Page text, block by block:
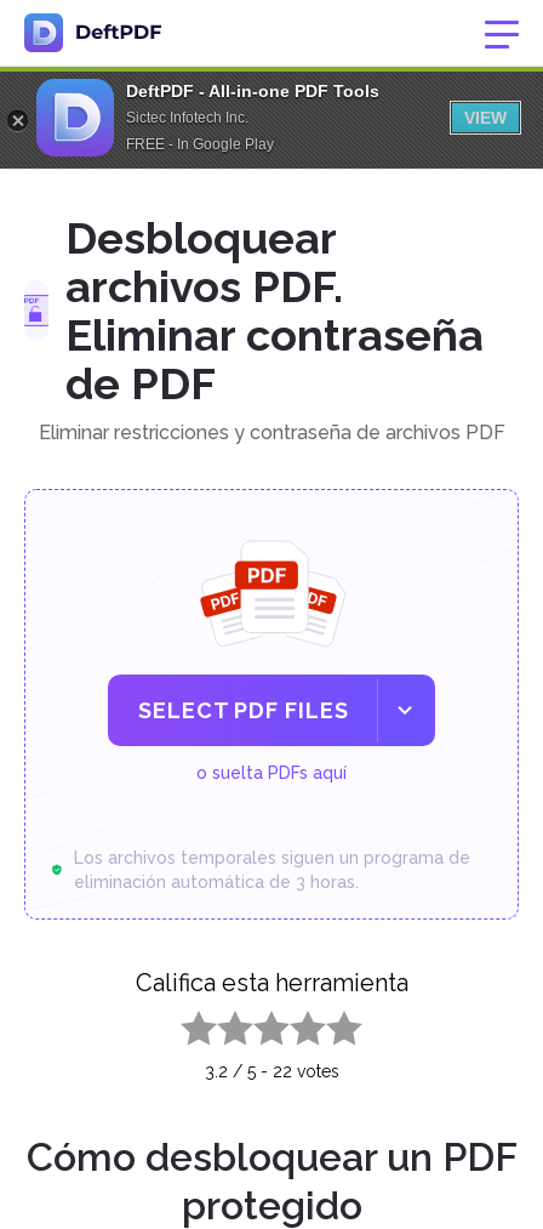
DeftPDF - All-in-one PDF Tools
Sictec Infotech Inc.
FREE - In Google Play
VIEW
Desbloquear
archivos PDF.
Eliminar contraseña
de PDF
Eliminar restricciones y contraseña de archivos PDF
SELECT PDF FILES
o suelta PDFs aquí
Los archivos temporales siguen un programa de
eliminación automática de 3 horas.
Califica esta herramienta
3.2 / 5- 22 votes
Cómo desbloquear un PDF
protegido